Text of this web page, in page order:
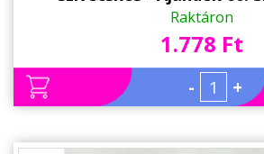
Születésnapi Party
Raktáron
1.778 Ft
- +